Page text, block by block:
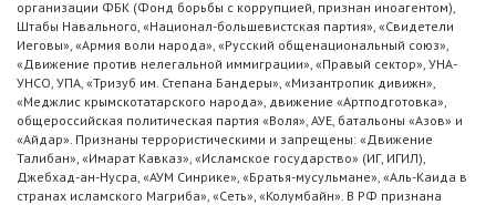
организации ФБК (Фонд борьбы с коррупцией, признан иноагентом),
Штабы Навального, «Национал-большевистская партия», «Свидетели
Иеговы», «Армия воли народа», «Русский общенациональный союз»,
«Движение против нелегальной иммиграции», «Правый сектор», УНА-
УНСО, УПА, «Тризуб им. Степана Бандеры», «Мизантропик дивижн»,
«Меджлис крымскотатарского народа», движение «Артподготовка»,
общероссийская политическая партия «Воля», АУЕ, батальоны «Азов» и
«Айдар». Признаны террористическими и запрещены: «Движение
Талибан», «Имарат Кавказ», «Исламское государство» (ИГ, ИГИЛ),
Джебхад-ан-Нусра, «АУМ Синрике», «Братья-мусульмане», «Аль-Каида в
странах исламского Магриба», «Сеть», «Колумбайн». В РФ признана